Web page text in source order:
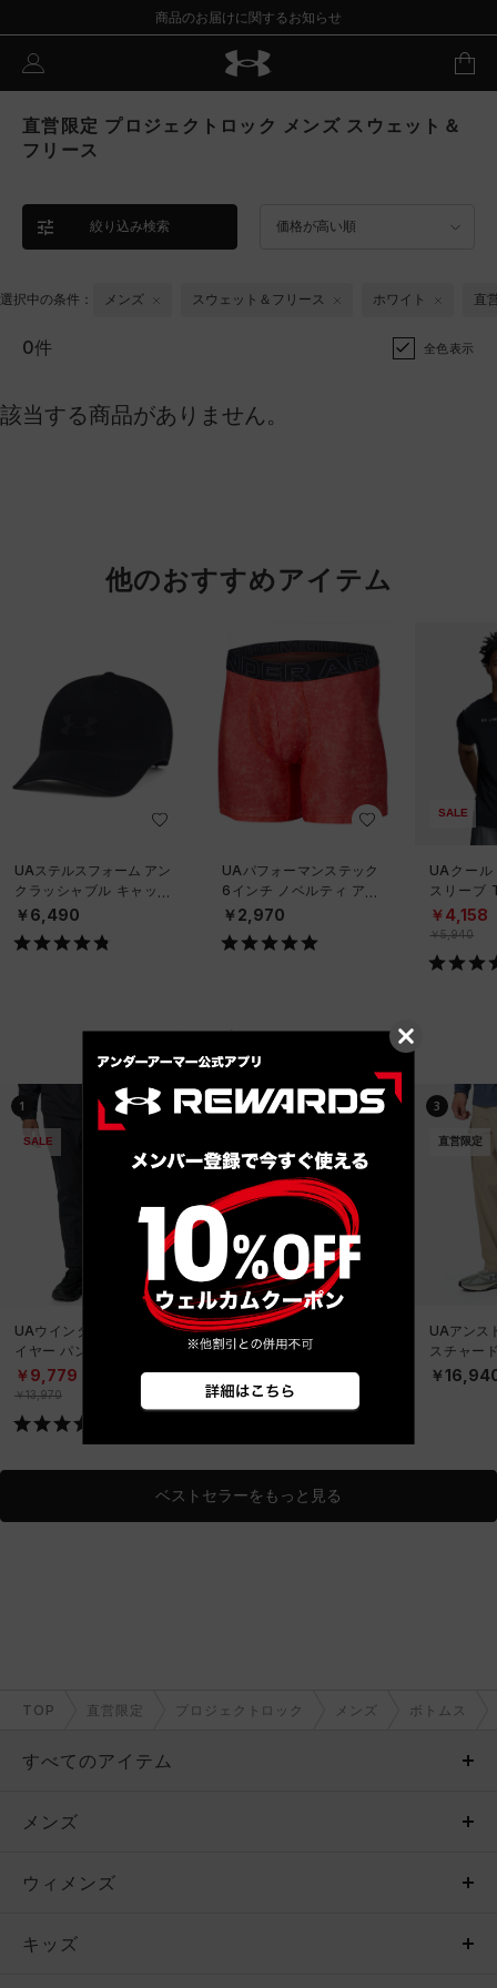
商品のお届けに関するお知らせ
直営限定 プロジェクトロック メンズ スウェット＆
フリース
絞り込み検索 価格が高い順
選択中の条件： メンズ スウェット＆フリース ホワイト 直
0件 全色表示
該当する商品がありません。
他のおすすめアイテム
UAステルスフォーム アン
クラッシャブル キャップ
（ライフスタイル/UNISE
￥6,490
UAパフォーマンステック
6インチ ノベルティ アン
ダーウェア（トレーニン
グ/MEN）
￥2,970
SALE
UAクール
スリーブ
ーニング/
￥4,158
￥5,940
ベストセラー
1
SALE
UAウインターニット 3レ
イヤー パンツ（トレーニ
ング/MEN）
￥9,779
￥13,970
2
UAアンストッパブル テク
スチャードウーブン カー
ゴパンツ（ライフスタイ
ル/MEN）
￥16,940
3
直営限定
UAアンス
スチャー
ゴパンツ
￥
ベストセラーをもっと見る
TOP 直営限定 プロジェクトロック メンズ ボトムス
すべてのアイテム
メンズ
ウィメンズ
キッズ
メンズ
トップス
ボトムス
ウィメンズ
トップス
キッズ